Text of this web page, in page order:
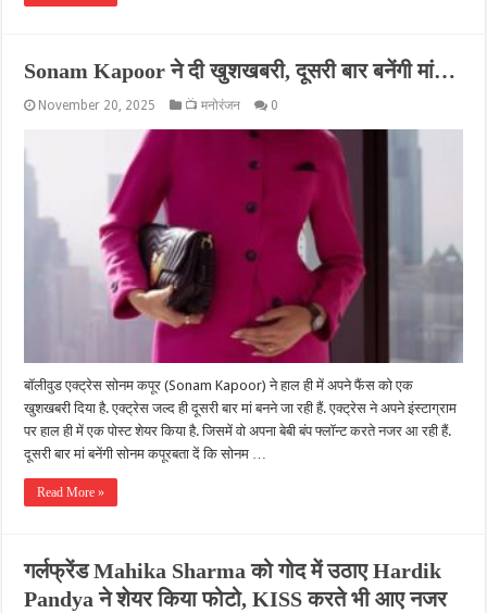
Sonam Kapoor ने दी खुशखबरी, दूसरी बार बनेंगी मां…
November 20, 2025 📺 मनोरंजन 0
बॉलीवुड एक्ट्रेस सोनम कपूर (Sonam Kapoor) ने हाल ही में अपने फैंस को एक
खुशखबरी दिया है. एक्ट्रेस जल्द ही दूसरी बार मां बनने जा रही हैं. एक्ट्रेस ने अपने इंस्टाग्राम
पर हाल ही में एक पोस्ट शेयर किया है. जिसमें वो अपना बेबी बंप फ्लॉन्ट करते नजर आ रही हैं.
दूसरी बार मां बनेंगी सोनम कपूरबता दें कि सोनम …
Read More »
गर्लफ्रेंड Mahika Sharma को गोद में उठाए Hardik
Pandya ने शेयर किया फोटो, KISS करते भी आए नजर